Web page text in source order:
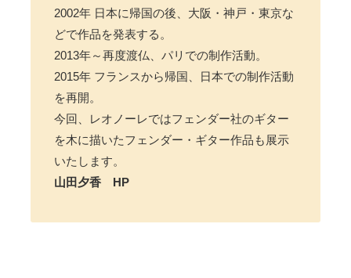
2002年 日本に帰国の後、大阪・神戸・東京な
どで作品を発表する。
2013年～再度渡仏、パリでの制作活動。
2015年 フランスから帰国、日本での制作活動
を再開。
今回、レオノーレではフェンダー社のギター
を木に描いたフェンダー・ギター作品も展示
いたします。
山田夕香 HP